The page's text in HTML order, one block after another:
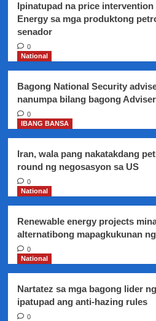
alok
ng
celebration
Ipinatupad na price
Energy sa mga produktong
senador
0
National
Bagong National Security
nanumpa bilang bagong
0
IBANG BANSA
Iran, wala pang nakatakdang
round ng negosasyon sa US
0
National
Renewable energy projects
alternatibong mapagkukunan
0
National
Nartatez sa mga bagong lider
ipatupad ang anti-hazing rules
0